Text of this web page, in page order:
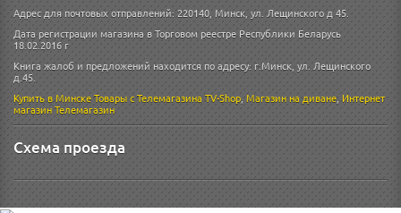
Адрес для почтовых отправлений: 220140, Минск, ул. Лещинского д 45.
Дата регистрации магазина в Торговом реестре Республики Беларусь
18.02.2016 г
Книга жалоб и предложений находится по адресу: г.Минск, ул. Лещинского
д.45.
Купить в МинскеТовары с Телемагазина TV-Shop,Магазин на диване,Интернет
магазинТелемагазин
Схема проезда